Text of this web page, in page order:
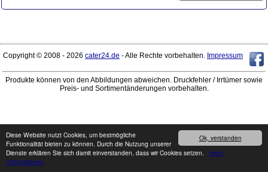
Ok, verstanden
Diese Website nutzt Cookies, um bestmögliche
Funktionalität bieten zu können. Durch die Nutzung unserer
Dienste erklären Sie sich damit einverstanden, dass wir Cookies setzen. mehr
Informationen
Copyright © 2008 - 2026 cater24.de - Alle Rechte vorbehalten. Impressum
Produkte können von den Abbildungen abweichen. Druckfehler / Irrtümer sowie
Preis- und Sortimentänderungen vorbehalten.